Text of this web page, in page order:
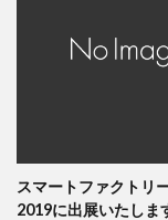
スマートファクトリ
2019に出展いたしま